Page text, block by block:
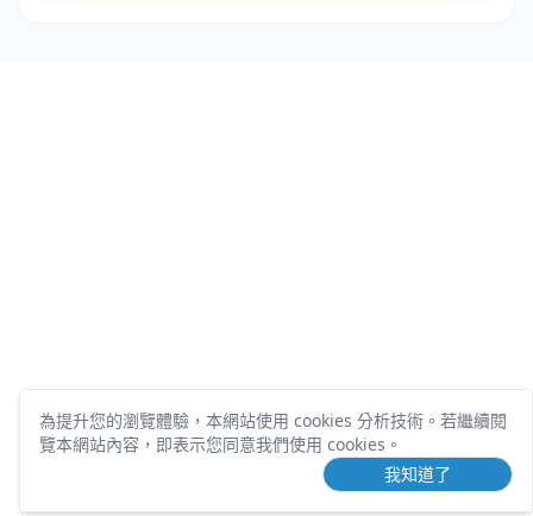
為提升您的瀏覽體驗，本網站使用 cookies 分析技術。 若繼續閱
覽本網站內容，即表示您同意我們使用 cookies。
我知道了